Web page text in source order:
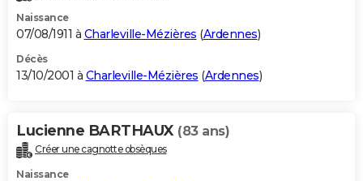
Naissance
07/08/1911 à Charleville-Mézières (Ardennes)
Décès
13/10/2001 à Charleville-Mézières (Ardennes)
Lucienne BARTHAUX (83 ans)
Créer une cagnotte obsèques
Naissance